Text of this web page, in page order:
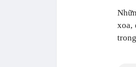
xoa,